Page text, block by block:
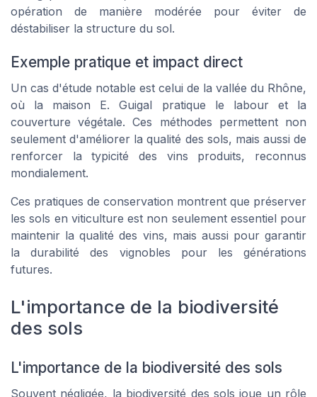
opération de manière modérée pour éviter de
déstabiliser la structure du sol.
Exemple pratique et impact direct
Un cas d'étude notable est celui de la vallée du Rhône,
où la maison E. Guigal pratique le labour et la
couverture végétale. Ces méthodes permettent non
seulement d'améliorer la qualité des sols, mais aussi de
renforcer la typicité des vins produits, reconnus
mondialement.
Ces pratiques de conservation montrent que préserver
les sols en viticulture est non seulement essentiel pour
maintenir la qualité des vins, mais aussi pour garantir
la durabilité des vignobles pour les générations
futures.
L'importance de la biodiversité
des sols
L'importance de la biodiversité des sols
Souvent négligée, la biodiversité des sols joue un rôle